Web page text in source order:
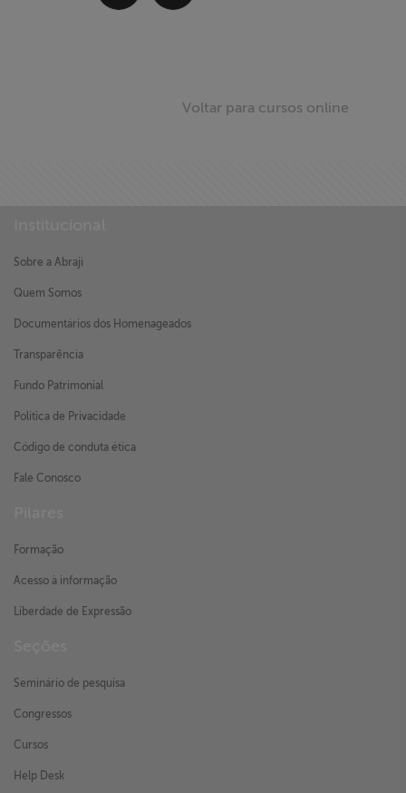
Voltar para cursos online
Sobre a Abraji
Quem Somos
Documentários dos Homenageados
Transparência
Fundo Patrimonial
Política de Privacidade
Código de conduta ética
Fale Conosco
Formação
Acesso à informação
Liberdade de Expressão
Seminário de pesquisa
Congressos
Cursos
Help Desk